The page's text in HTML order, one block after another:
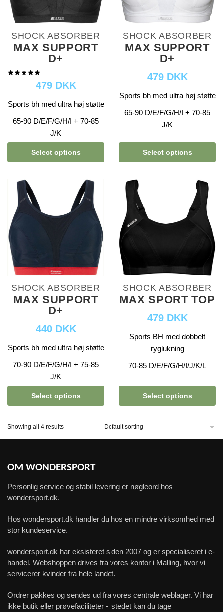
SHOCK ABSORBER
MAX SUPPORT
D+
479 DKK
Sports bh med ultra høj støtte
65-90 D/E/F/G/H/I + 70-85
J/K
Select options
SHOCK ABSORBER
MAX SUPPORT
D+
479 DKK
Sports bh med ultra høj støtte
65-90 D/E/F/G/H/I + 70-85
J/K
Select options
SHOCK ABSORBER
MAX SUPPORT
D+
440 DKK
Sports bh med ultra høj støtte
70-90 D/E/F/G/H/I + 75-85
J/K
Select options
SHOCK ABSORBER
MAX SPORT TOP
479 DKK
Sports BH med dobbelt
ryglukning
70-85 D/E/F/G/H/I/J/K/L
Select options
Showing all 4 results
OM WONDERSPORT
Personlig service og stabil levering er nøgleord hos
wondersport.dk.
Hos wondersport.dk handler du hos en mindre virksomhed med
stor kundeservice.
wondersport.dk har eksisteret siden 2007 og er specialiseret i e-
handel. Webshoppen drives fra vores kontor i Malling, hvor vi
servicerer kvinder fra hele landet.
Ordrer pakkes og sendes ud fra vores centrale weblager. Vi har
ikke butik eller prøvefaciliteter - istedet kan du tage